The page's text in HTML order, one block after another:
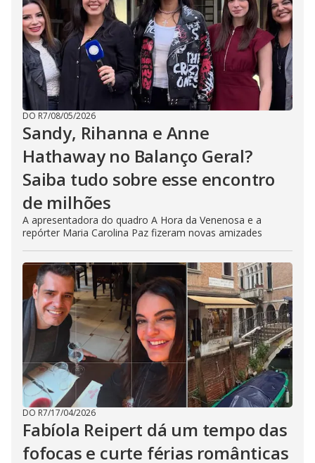
DO R7/08/05/2026
Sandy, Rihanna e Anne
Hathaway no Balanço Geral?
Saiba tudo sobre esse encontro
de milhões
A apresentadora do quadro A Hora da Venenosa e a
repórter Maria Carolina Paz fizeram novas amizades
DO R7/17/04/2026
Fabíola Reipert dá um tempo das
fofocas e curte férias românticas